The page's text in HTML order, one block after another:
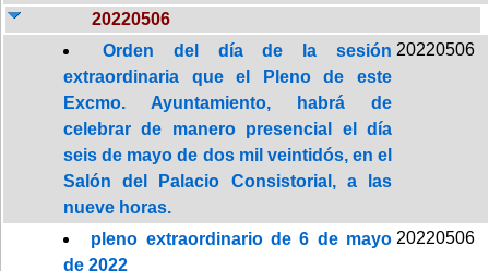
20220506
Orden del día de la sesión
extraordinaria que el Pleno de este
Excmo. Ayuntamiento, habrá de
celebrar de manero presencial el día
seis de mayo de dos mil veintidós, en el
Salón del Palacio Consistorial, a las
nueve horas.
20220506
pleno extraordinario de 6 de mayo
de 2022
20220506